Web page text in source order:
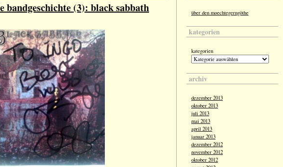
bandgeschichte (3): black sabbath über den moechtegerngöthe
kategorien
kategorien
archiv
dezember 2013
oktober 2013
juli 2013
mai 2013
april 2013
januar 2013
dezember 2012
november 2012
oktober 2012